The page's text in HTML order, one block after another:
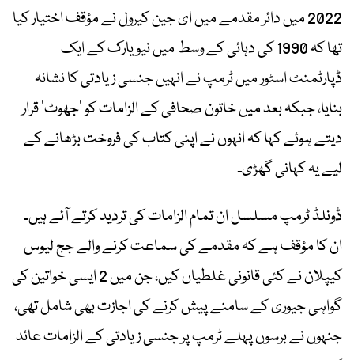
2022 میں دائر مقدمے میں ای جین کیرول نے مؤقف اختیار کیا
تھا کہ 1990 کی دہائی کے وسط میں نیویارک کے ایک
ڈپارٹمنٹ اسٹور میں ٹرمپ نے انہیں جنسی زیادتی کا نشانہ
بنایا، جبکہ بعد میں خاتون صحافی کے الزامات کو ’جھوٹ‘ قرار
دیتے ہوئے کہا کہ انہوں نے اپنی کتاب کی فروخت بڑھانے کے
لیے یہ کہانی گھڑی۔
ڈونلڈ ٹرمپ مسلسل ان تمام الزامات کی تردید کرتے آئے ہیں۔
ان کا مؤقف ہے کہ مقدمے کی سماعت کرنے والے جج لیوس
کیپلان نے کئی قانونی غلطیاں کیں، جن میں 2 ایسی خواتین کی
گواہی جیوری کے سامنے پیش کرنے کی اجازت بھی شامل تھی،
جنہوں نے برسوں پہلے ٹرمپ پر جنسی زیادتی کے الزامات عائد